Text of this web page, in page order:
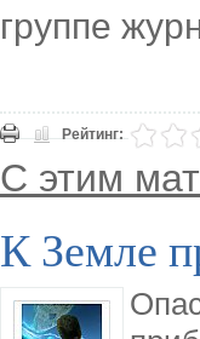
группе
Рейтинг:
С этим
К Земле